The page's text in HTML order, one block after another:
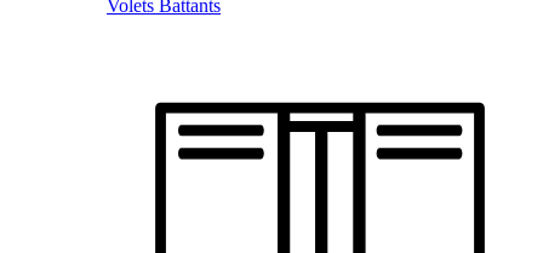
Volets Battants